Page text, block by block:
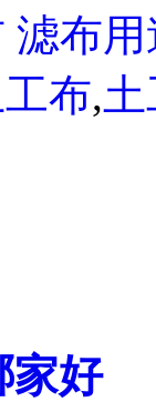
滤布
布,
家好